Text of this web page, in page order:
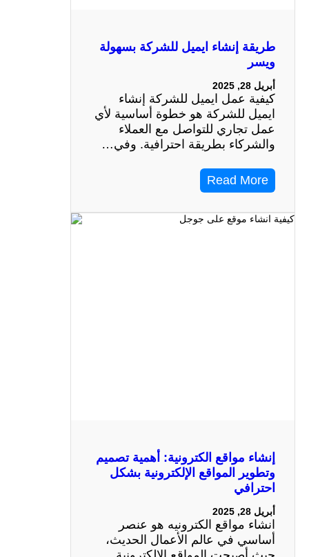
طريقة إنشاء ايميل للشركة بسهولة
ويسر
أبريل 28, 2025
كيفية عمل ايميل للشركة إنشاء
ايميل للشركة هو خطوة أساسية لأي
عمل تجاري للتواصل مع العملاء
والشركاء بطريقة احترافية. وفي…
Read More
إنشاء مواقع الكترونية: أهمية تصميم
وتطوير المواقع الإلكترونية بشكل
احترافي
أبريل 28, 2025
انشاء مواقع الكترونيه هو عنصر
أساسي في عالم الأعمال الحديث،